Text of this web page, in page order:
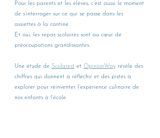
Pour les parents et les élèves, c’est aussi le moment
de s’interroger sur ce qui se passe dans les
assiettes à la cantine.
Et oui, les repas scolaires sont au cœur de
préoccupations grandissantes.
Une étude de Scolarest et OpinionWay révèle des
chiffres qui donnent à réfléchir et des pistes à
explorer pour réinventer l’expérience culinaire de
nos enfants à l’école.